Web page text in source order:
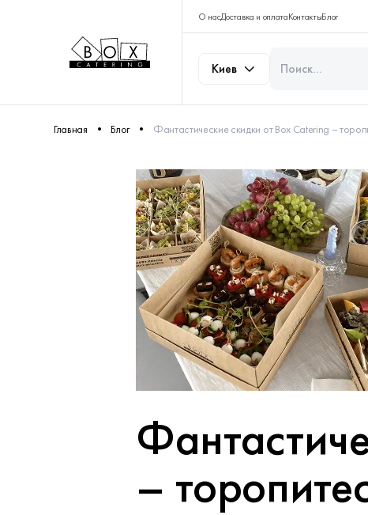
О насДоставка и оплатаКонтактыБлог
Киев
Главная Блог Фантастические скидки от Box Catering –
–